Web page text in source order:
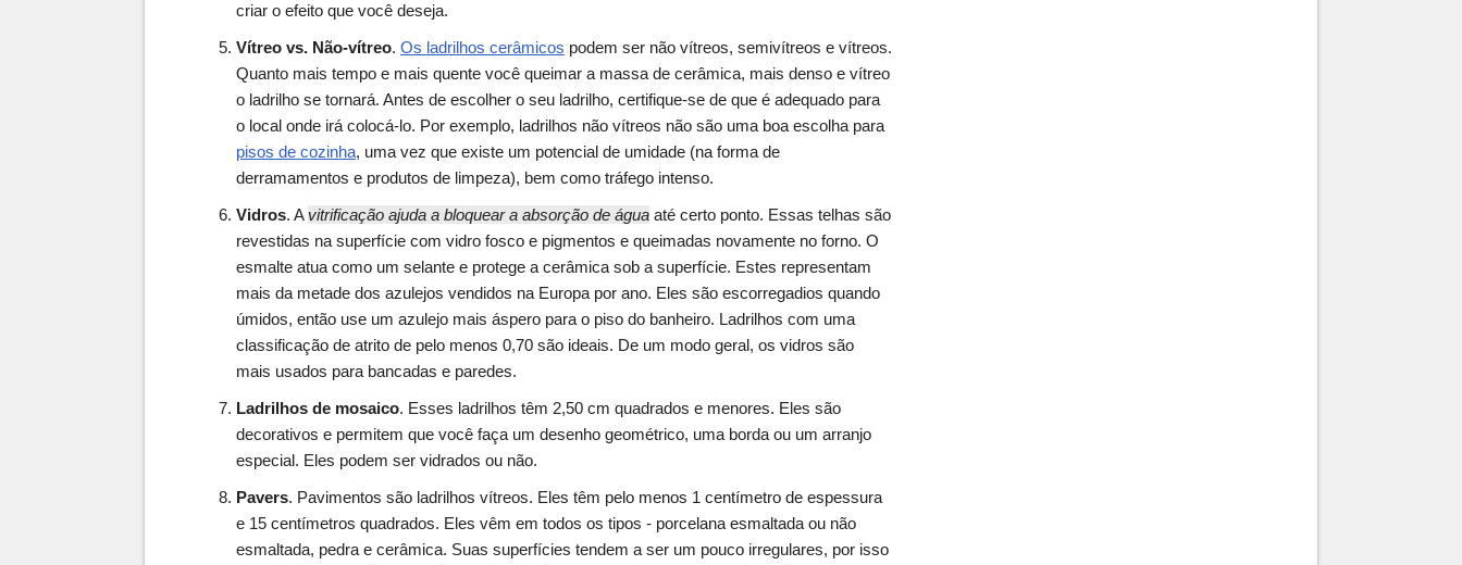
criar o efeito que você deseja.
Vítreo vs. Não-vítreo. Os ladrilhos cerâmicos podem ser não vítreos, semivítreos e vítreos.
Quanto mais tempo e mais quente você queimar a massa de cerâmica, mais denso e vítreo
o ladrilho se tornará. Antes de escolher o seu ladrilho, certifique-se de que é adequado para
o local onde irá colocá-lo. Por exemplo, ladrilhos não vítreos não são uma boa escolha para
pisos de cozinha, uma vez que existe um potencial de umidade (na forma de
derramamentos e produtos de limpeza), bem como tráfego intenso.
Vidros. A vitrificação ajuda a bloquear a absorção de água até certo ponto. Essas telhas são
revestidas na superfície com vidro fosco e pigmentos e queimadas novamente no forno. O
esmalte atua como um selante e protege a cerâmica sob a superfície. Estes representam
mais da metade dos azulejos vendidos na Europa por ano. Eles são escorregadios quando
úmidos, então use um azulejo mais áspero para o piso do banheiro. Ladrilhos com uma
classificação de atrito de pelo menos 0,70 são ideais. De um modo geral, os vidros são
mais usados para bancadas e paredes.
Ladrilhos de mosaico. Esses ladrilhos têm 2,50 cm quadrados e menores. Eles são
decorativos e permitem que você faça um desenho geométrico, uma borda ou um arranjo
especial. Eles podem ser vidrados ou não.
Pavers. Pavimentos são ladrilhos vítreos. Eles têm pelo menos 1 centímetro de espessura
e 15 centímetros quadrados. Eles vêm em todos os tipos - porcelana esmaltada ou não
esmaltada, pedra e cerâmica. Suas superfícies tendem a ser um pouco irregulares, por isso